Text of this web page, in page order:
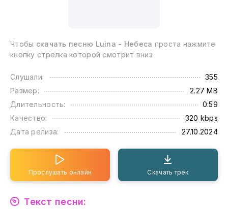
Чтобы скачать песню Luina - Небеса проста нажмите
кнопку стрелка которой смотрит вниз
Слушали:
355
Размер:
2.27 MB
Длительность:
0:59
Качество:
320 kbps
Дата релиза:
27.10.2024
Прослушать онлайн Скачать трек
Текст песни: